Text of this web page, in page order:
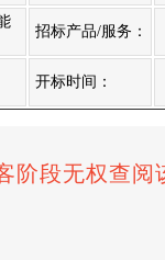
招标产品/服务：
开标时间：
阶段无权查阅